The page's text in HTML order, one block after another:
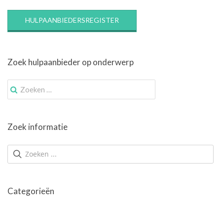
HULPAANBIEDERSREGISTER
Zoek hulpaanbieder op onderwerp
Zoek
naar:
Zoek informatie
Categorieën